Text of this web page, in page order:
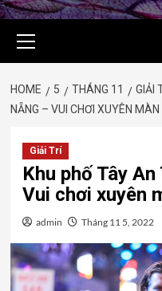
Menu
HOME 5 THÁNG 11 GIẢI
NẴNG – VUI CHƠI XUYÊN
Giải Trí
Khu phố Tây
Vui chơi xuyên
admin Tháng 11 5, 2022